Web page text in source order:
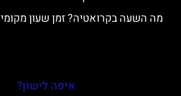
מה השעה בקרואטיה? זמן שעון מקומי
איפה לישון?